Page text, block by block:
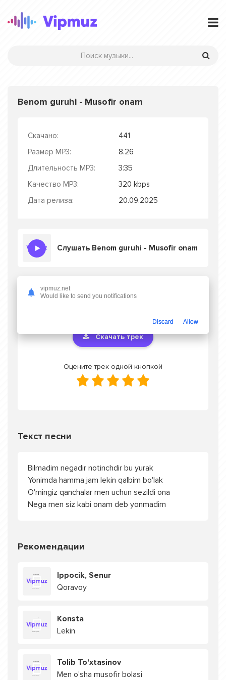
Benom guruhi - Musofir onam
Скачано:
441
Размер MP3:
8.26
Длительность MP3:
3:35
Качество MP3:
320 kbps
Дата релиза:
20.09.2025
Слушать Benom guruhi - Musofir onam
Скачать песню Benom guruhi - Musofir
в mp3 или слушать онлайн бесплатно
Скачать трек
Оцените трек одной кнопкой
Текст песни
Bilmadim negadir notinchdir bu yurak
Yonimda hamma jam lekin qalbim bo'lak
O'rningiz qanchalar men uchun sezildi ona
Nega men siz kabi onam deb yonmadim
Рекомендации
Ippocik, Senur
Qoravoy
Konsta
Lekin
Tolib To'xtasinov
Men o'sha musofir bolasi
vipmuz.net
Would like to send you notifications
Discard Allow